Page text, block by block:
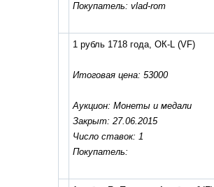
Покупатель: vlad-rom
1 рубль 1718 года, ОК-L(VF)
Итоговая цена: 53000
Аукцион: Монеты и медали
Закрыт: 27.06.2015
Число ставок: 1
Покупатель: